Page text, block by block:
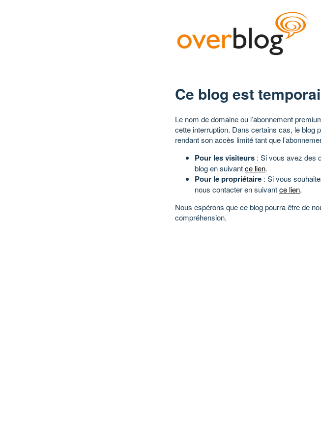
Ce blog est
Le nom de domaine ou l’abonnement
cette interruption. Dans certains cas, le blog
rendant son accès limité tant que
Pour les visiteurs : Si vous avez des
blog en suivantce lien.
Pour le propriétaire : Si vous
nous contacter en suivantce lien.
Nous espérons que ce blog pourra être de
compréhension.